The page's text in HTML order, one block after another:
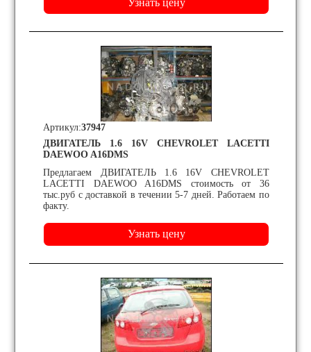
ДВИГАТЕЛЬ 1.6 16V CHEVROLET LACETTI
DAEWOO A16DMS
Предлагаем ДВИГАТЕЛЬ 1.6 16V CHEVROLET
LACETTI DAEWOO A16DMS стоимость от 36
тыс.руб с доставкой в течении 5-7 дней. Работаем по
факту.
Артикул:37947